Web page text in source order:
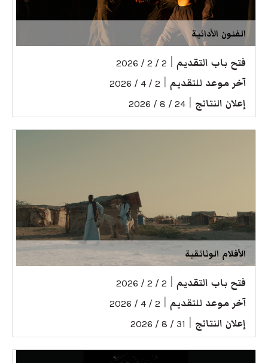
الفنون الأدائية
فتح باب التقديم 2 / 2 / 2026
آخر موعد للتقديم 2 / 4 / 2026
إعلان النتائج 24 / 8 / 2026
الأفلام الوثائقية
فتح باب التقديم 2 / 2 / 2026
آخر موعد للتقديم 2 / 4 / 2026
إعلان النتائج 31 / 8 / 2026